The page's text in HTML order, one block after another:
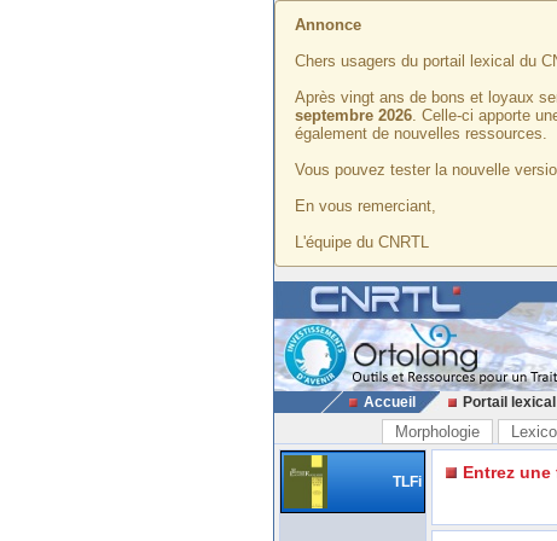
Annonce
Chers usagers du portail lexical du
Après vingt ans de bons et loyaux
septembre 2026. Celle-ci apporte
également de nouvelles ressources.
Vous pouvez tester la nouvelle
En vous remerciant,
L'équipe du CNRTL
Accueil Portail lexical
Morphologie
TLFi Entrez une